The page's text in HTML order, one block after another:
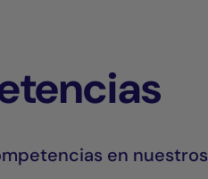
en nuestros